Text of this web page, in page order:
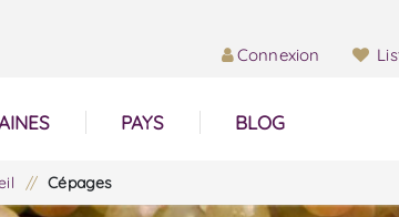
Connexion
PAYS BLOG
/ Cépages